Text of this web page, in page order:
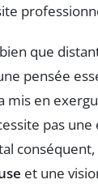
que
pensée
mis en
pas une
et une